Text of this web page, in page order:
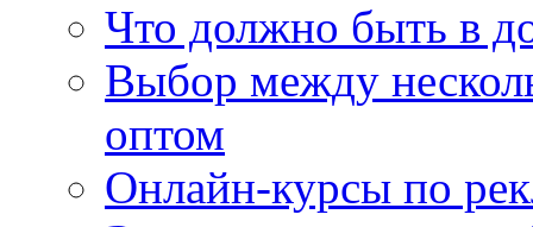
Что должно быть в
Выбор между
оптом
Онлайн-курсы по